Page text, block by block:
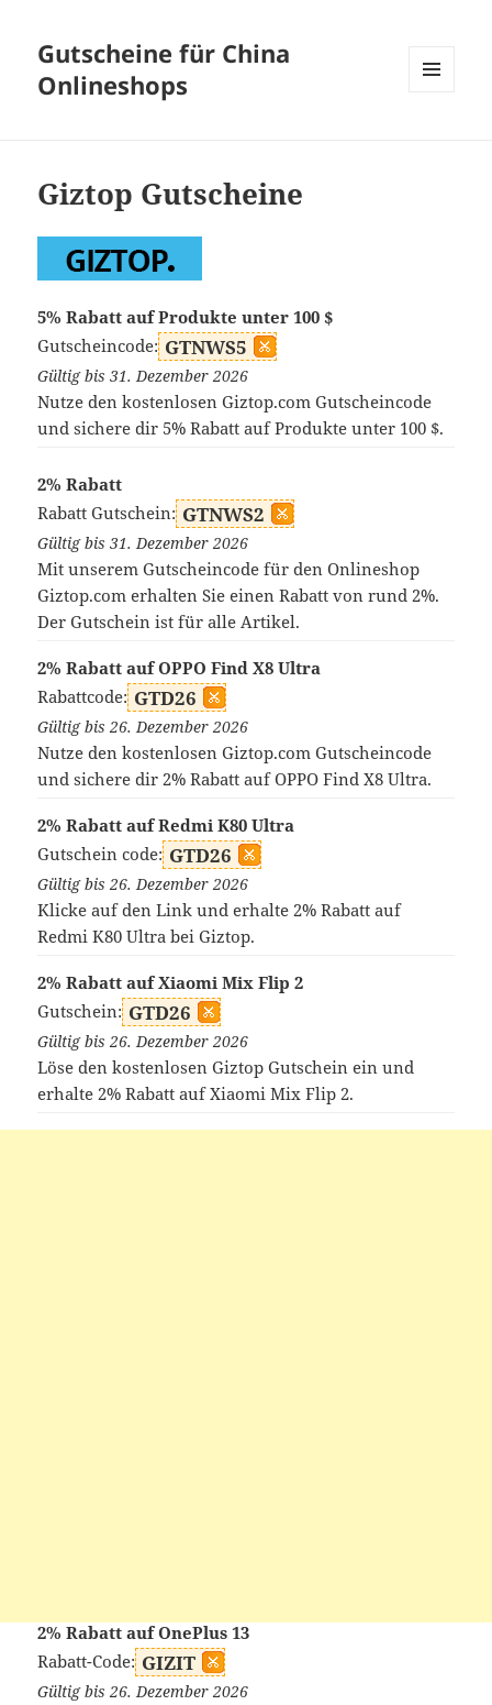
Gutscheine für China
Onlineshops
Giztop Gutscheine
5% Rabatt auf Produkte unter 100 $
Gutscheincode: GTNWS5
Gültig bis 31. Dezember 2026
Nutze den kostenlosen Giztop.com Gutscheincode
und sichere dir 5% Rabatt auf Produkte unter 100 $.
2% Rabatt
Rabatt Gutschein: GTNWS2
Gültig bis 31. Dezember 2026
Mit unserem Gutscheincode für den Onlineshop
Giztop.com erhalten Sie einen Rabatt von rund 2%.
Der Gutschein ist für alle Artikel.
2% Rabatt auf OPPO Find X8 Ultra
Rabattcode: GTD26
Gültig bis 26. Dezember 2026
Nutze den kostenlosen Giztop.com Gutscheincode
und sichere dir 2% Rabatt auf OPPO Find X8 Ultra.
2% Rabatt auf Redmi K80 Ultra
Gutschein code: GTD26
Gültig bis 26. Dezember 2026
Klicke auf den Link und erhalte 2% Rabatt auf
Redmi K80 Ultra bei Giztop.
2% Rabatt auf Xiaomi Mix Flip 2
Gutschein: GTD26
Gültig bis 26. Dezember 2026
Löse den kostenlosen Giztop Gutschein ein und
erhalte 2% Rabatt auf Xiaomi Mix Flip 2.
2% Rabatt auf OnePlus 13
Rabatt-Code: GIZIT
Gültig bis 26. Dezember 2026